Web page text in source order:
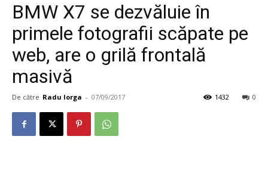
BMW X7 se dezvăluie în
primele fotografii scăpate pe
web, are o grilă frontală
masivă
De către Radu Iorga - 07/09/2017 0
1432